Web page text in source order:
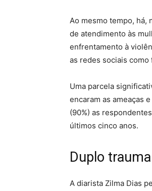
Ao mesmo tempo, há,
de atendimento às
enfrentamento à
as redes sociais
Uma parcela
encaram as ameaças
(90%) as
últimos cinco anos.
Duplo trauma
A diarista Zilma Dias